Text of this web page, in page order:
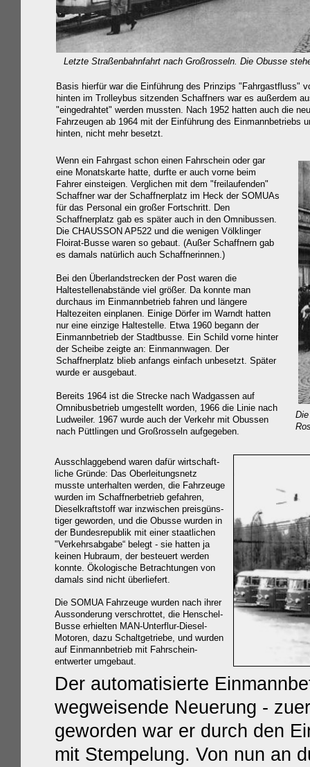
Letzte Straßenbahnfahrt nach Großrosseln. Die Obusse
Basis hierfür war die Einführung des Prinzips "Fahrgastfluss"
hinten im Trolleybus sitzenden Schaffners war es außerdem
"eingedrahtet" werden mussten. Nach 1952 hatten auch die
Fahrzeugen ab 1964 mit der Einführung des
hinten, nicht mehr besetzt.
Wenn ein Fahrgast schon einen Fahrschein oder gar
eine Monatskarte hatte, durfte er auch vorne beim
Fahrer einsteigen. Verglichen mit dem "freilaufenden"
Schaffner war der Schaffnerplatz im Heck der SOMUAs
für das Personal ein großer Fortschritt. Den
Schaffnerplatz gab es später auch in den Omnibussen.
Die CHAUSSON AP522 und die wenigen Völklinger
Floirat-Busse waren so gebaut. (Außer Schaffnern gab
es damals natürlich auch Schaffnerinnen.)
Bei den Überlandstrecken der Post waren die
Haltestellenabstände viel größer. Da konnte man
durchaus im Einmannbetrieb fahren und längere
Haltezeiten einplanen. Einige Dörfer im Warndt hatten
nur eine einzige Haltestelle. Etwa 1960 begann der
Einmannbetrieb der Stadtbusse. Ein Schild vorne hinter
der Scheibe zeigte an: Einmannwagen. Der
Schaffnerplatz blieb anfangs einfach unbesetzt. Später
wurde er ausgebaut.
Bereits 1964 ist die Strecke nach Wadgassen auf
Omnibusbetrieb umgestellt worden, 1966 die Linie nach
Ludweiler. 1967 wurde auch der Verkehr mit Obussen
nach Püttlingen und Großrosseln aufgegeben.
Ausschlaggebend waren dafür wirtschaft-
liche Gründe: Das Oberleitungsnetz
musste unterhalten werden, die Fahrzeuge
wurden im Schaffnerbetrieb gefahren,
Dieselkraftstoff war inzwischen preisgüns-
tiger geworden, und die Obusse wurden in
der Bundesrepublik mit einer staatlichen
"Verkehrsabgabe“ belegt - sie hatten ja
keinen Hubraum, der besteuert werden
konnte. Ökologische Betrachtungen von
damals sind nicht überliefert.
Die SOMUA Fahrzeuge wurden nach ihrer
Aussonderung verschrottet, die Henschel-
Busse erhielten MAN-Unterflur-Diesel-
Motoren, dazu Schaltgetriebe, und wurden
auf Einmannbetrieb mit Fahrschein-
entwerter umgebaut.
Der automatisierte
wegweisende Neuerung -
geworden war er durch den
mit Stempelung. Von nun an